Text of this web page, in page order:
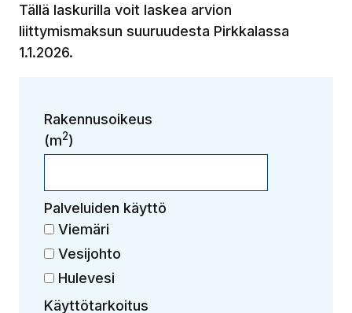
Tällä laskurilla voit laskea arvion
liittymismaksun suuruudesta Pirkkalassa
1.1.2026.
Rakennusoikeus
(m2)
Palveluiden käyttö
Viemäri
Vesijohto
Hulevesi
Käyttötarkoitus